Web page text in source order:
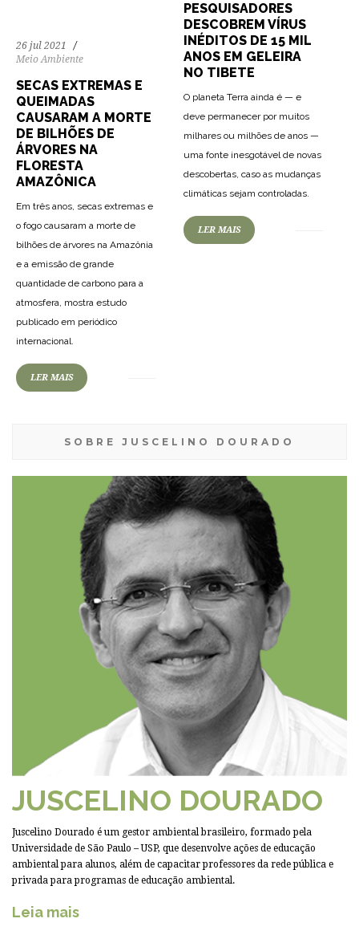
PESQUISADORES
DESCOBREM VÍRUS
INÉDITOS DE 15 MIL
ANOS EM GELEIRA
NO TIBETE
O planeta Terra ainda é — e
deve permanecer por muitos
milhares ou milhões de anos —
uma fonte inesgotável de novas
descobertas, caso as mudanças
climáticas sejam controladas.
LER MAIS
26 jul 2021
Meio Ambiente
SECAS EXTREMAS E
QUEIMADAS
CAUSARAM A MORTE
DE BILHÕES DE
ÁRVORES NA
FLORESTA
AMAZÔNICA
Em três anos, secas extremas e
o fogo causaram a morte de
bilhões de árvores na Amazônia
e a emissão de grande
quantidade de carbono para a
atmosfera, mostra estudo
publicado em periódico
internacional.
LER MAIS
SOBRE JUSCELINO DOURADO
JUSCELINO DOURADO
Juscelino Dourado é um gestor ambiental brasileiro, formado pela
Universidade de São Paulo – USP, que desenvolve ações de educação
ambiental para alunos, além de capacitar professores da rede pública e
privada para programas de educação ambiental.
Leia mais